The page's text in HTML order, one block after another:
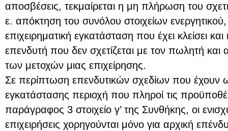
αποσβέσεις, τεκμαίρεται η μη πλήρωση του
ε. απόκτηση του συνόλου στοιχείων
επιχειρηματική εγκατάσταση που έχει κλείσει
επενδυτή που δεν σχετίζεται με τον πωλητή και
των μετοχών μιας επιχείρησης.
Σε περίπτωση επενδυτικών σχεδίων που έχουν
εγκατάστασης περιοχή που πληροί τις
παράγραφος 3 στοιχείο γ’ της Συνθήκης, οι
επιχειρήσεις χορηγούνται μόνο για αρχική